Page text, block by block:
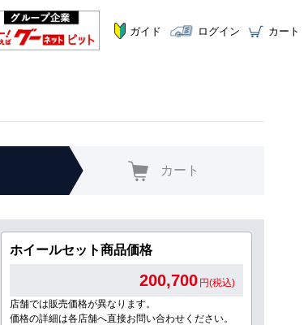
ガイド ログイン カート
カート
ホイールセット商品価格
200,700 円(税込)
店舗では販売価格が異なります。
価格の詳細は各店舗へ直接お問い合わせください。